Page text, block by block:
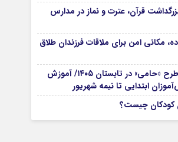
قرآن، عترت و نماز در مدارس
مکانی امن برای ملاقات فرزندان طلاق
جزئیات اجرای طرح «حامی» در تابستان ۱۴۰۵/ آموزش
ابتدایی تا نیمه شهریور
کودکان چیست؟